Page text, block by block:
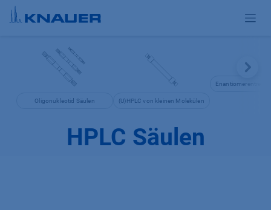
Zum Inhalt springen
Oligonukleotid Säulen (U)HPLC von kleinen Molekülen
HPLC Säulen